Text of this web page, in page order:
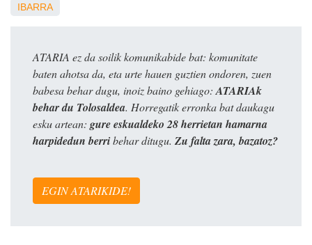
IBARRA
ATARIA ez da soilik komunikabide bat: komunitate
baten ahotsa da, eta urte hauen guztien ondoren, zuen
babesa behar dugu, inoiz baino gehiago: ATARIAk
behar du Tolosaldea. Horregatik erronka bat daukagu
esku artean: gure eskualdeko 28 herrietan hamarna
harpidedun berribehar ditugu. Zu falta zara, bazatoz?
EGIN ATARIKIDE!